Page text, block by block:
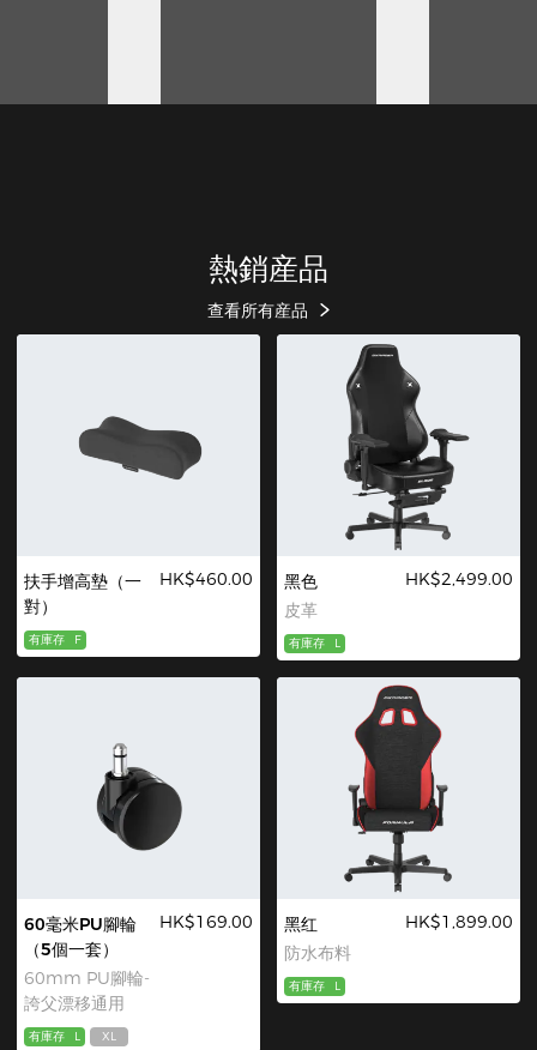
熱銷産品
查看所有産品
扶手增高墊（一
對）
HK$460.00
有庫存 F
黑色
皮革
HK$2,499.00
有庫存 L
60毫米PU腳輪
（5個一套）
60mm PU腳輪-
誇父漂移通用
HK$169.00
有庫存 L XL
黑红
防水布料
HK$1,899.00
有庫存 L